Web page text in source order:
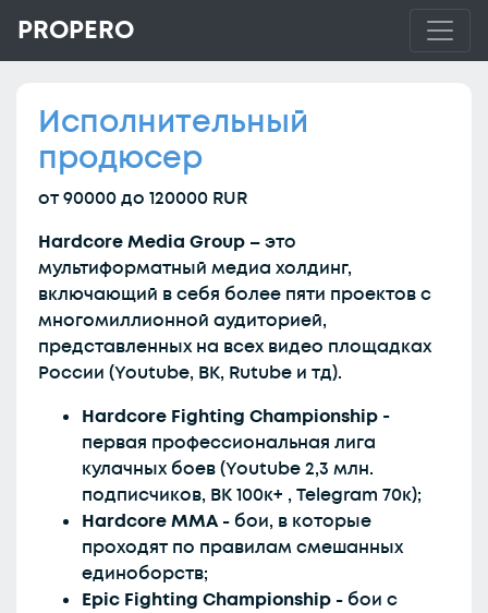
PROPERO
Исполнительный
продюсер
от 90000 до 120000 RUR
Hardcore Media Group –это
мультиформатный медиа холдинг,
включающий в себя более пяти проектов с
многомиллионной аудиторией,
представленных на всех видео площадках
России (Youtube, ВК, Rutube и тд).
Hardcore Fighting Championship -
первая профессиональная лига
кулачных боев (Youtube 2,3 млн.
подписчиков, ВК 100к+ , Telegram 70к);
Hardcore MMA -бои, в которые
проходят по правилам смешанных
единоборств;
Epic Fighting Championship -бои с